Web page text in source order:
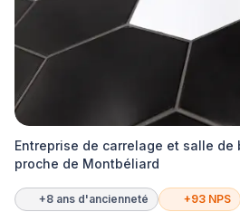
Entreprise de carrelage et salle de
proche de Montbéliard
+8 ans d'ancienneté +93 NPS